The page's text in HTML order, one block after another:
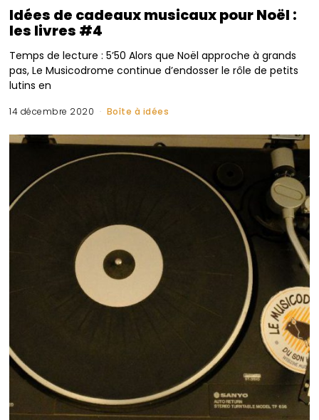
Idées de cadeaux musicaux pour Noël :
les livres #4
Temps de lecture : 5’50 Alors que Noël approche à grands
pas, Le Musicodrome continue d’endosser le rôle de petits
lutins en
14 décembre 2020 Boîte à idées